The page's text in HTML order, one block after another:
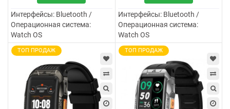
Интерфейсы: Bluetooth /
Операционная система:
Watch OS
Интерфейсы:Bluetooth /
Операционная система:
Watch OS
ТОП ПРОДАЖ ТОП ПРОДАЖ